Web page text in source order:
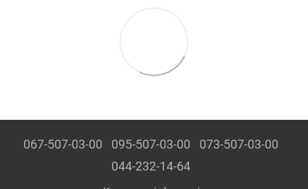
067-507-03-00 095-507-03-00
073-507-03-00
044-232-14-64